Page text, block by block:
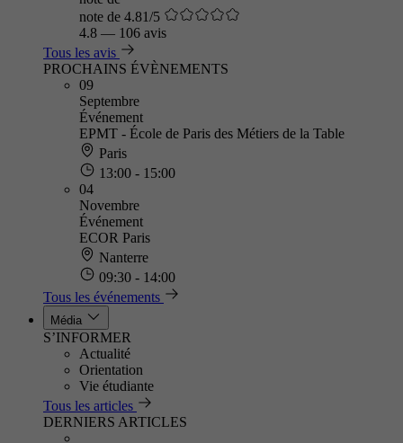
note de 4.81/5
4.8 — 106 avis
Tous les avis
PROCHAINS ÉVÈNEMENTS
09
Septembre
Événement
EPMT - École de Paris des Métiers de la Table
Paris
13:00 - 15:00
04
Novembre
Événement
ECOR Paris
Nanterre
09:30 - 14:00
Tous les événements
Média
S’INFORMER
Actualité
Orientation
Vie étudiante
Tous les articles
DERNIERS ARTICLES